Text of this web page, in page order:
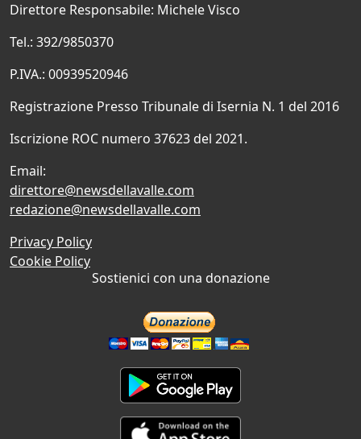
Direttore Responsabile: Michele Visco
Tel.: 392/9850370
P.IVA.: 00939520946
Registrazione Presso Tribunale di Isernia N. 1 del 2016
Iscrizione ROC numero 37623 del 2021.
Email:
direttore@newsdellavalle.com
redazione@newsdellavalle.com
Privacy Policy
Cookie Policy
Sostienici con una donazione